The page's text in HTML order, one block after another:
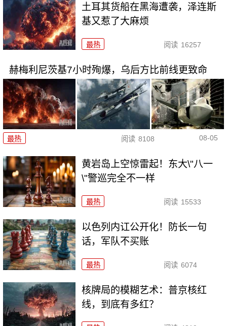
土耳其货船在黑海遭袭，泽连斯
基又惹了大麻烦
最热 阅读 16257
赫梅利尼茨基7小时殉爆，乌后方比前线更致命
最热 阅读 8108 08-05
黄岩岛上空惊雷起！东大\"八一
\"警巡完全不一样
最热 阅读 15533
以色列内讧公开化！防长一句
话，军队不买账
最热 阅读 6074
核牌局的模糊艺术：普京核红
线，到底有多红？